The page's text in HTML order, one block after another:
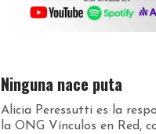
Ninguna nace puta
Alicia Peressutti es la
la ONG Vínculos en Red,